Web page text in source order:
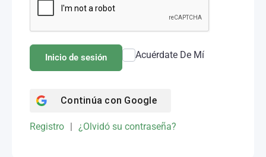
Inicio de sesión Acuérdate De Mí
Continúa con Google
Registro | ¿Olvidó su contraseña?